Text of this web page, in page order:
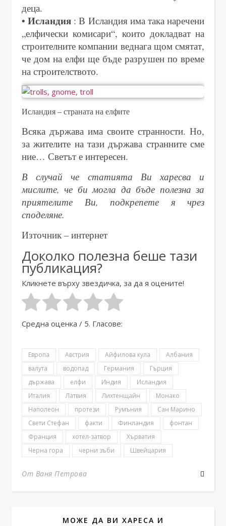
деца.
• Исландия : В Исландия има така наречени
„елфически комисари“, които докладват на
строителните компании веднага щом смятат,
че дом на елфи ще бъде разрушен по време
на строителството.
Исландия – страната на елфите
Всяка държава има своите странности. Но,
за жителите на тази държава странните сме
ние… Светът е интересен.
В случай че статията Ви харесва и
мислите, че би могла да бъде полезна за
приятелите Ви, подкрепете я чрез
споделяне.
Източник – интернет
Доколко полезна беше тази
публикация?
Кликнете върху звездичка, за да я оцените!
Средна оценка / 5. Гласове:
Eвропа Австрия Айфилова кула
Албания
валута
водопад Германия
Гърция
държава
елфи Индия
Исландия
Италия
Латвия Лихтенщайн
Монако
Наполеон
протези Румъния
Сан Марино
Свети Стефан
факти Финландия
фонтан
Франция
хотел-затвор
Хърватия
Черна гора
черни зъби Швейцария
От Ваня Петрова
МОЖЕ ДА ВИ ХАРЕСА И